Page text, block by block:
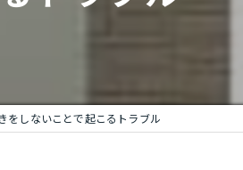
をしないことで起こるトラブル